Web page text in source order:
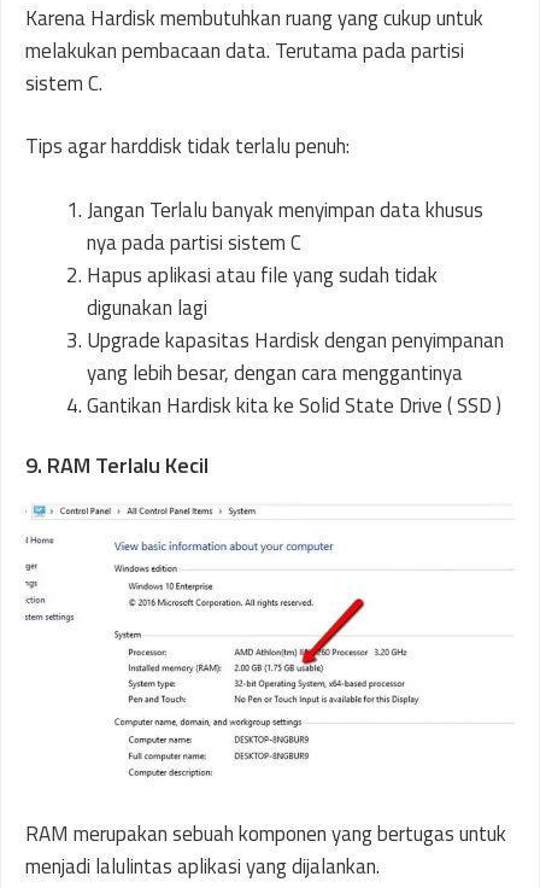
Karena Hardisk membutuhkan ruang yang cukup untuk
melakukan pembacaan data. Terutama pada partisi
sistem C.
Tips agar harddisk tidak terlalu penuh:
Jangan Terlalu banyak menyimpan data khusus
nya pada partisi sistem C
Hapus aplikasi atau file yang sudah tidak
digunakan lagi
Upgrade kapasitas Hardisk dengan penyimpanan
yang lebih besar, dengan cara menggantinya
Gantikan Hardisk kita ke Solid State Drive ( SSD )
9. RAM Terlalu Kecil
RAM merupakan sebuah komponen yang bertugas untuk
menjadi lalulintas aplikasi yang dijalankan.